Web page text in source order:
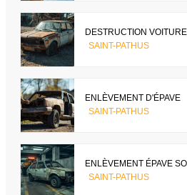
DESTRUCTION VOITURE
SAINT-PATHUS
ENLÈVEMENT D'ÉPAVE
SAINT-PATHUS
ENLÈVEMENT ÉPAVE
SAINT-PATHUS